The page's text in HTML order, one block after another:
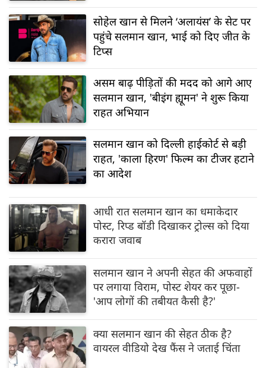
सोहेल खान से मिलने ‘अलायंस’ के सेट पर
पहुंचे सलमान खान, भाई को दिए जीत के
टिप्स
असम बाढ़ पीड़ितों की मदद को आगे आए
सलमान खान, 'बीइंग ह्यूमन' ने शुरू किया
राहत अभियान
सलमान खान को दिल्ली हाईकोर्ट से बड़ी
राहत, 'काला हिरण' फिल्म का टीजर हटाने
का आदेश
आधी रात सलमान खान का धमाकेदार
पोस्ट, रिप्ड बॉडी दिखाकर ट्रोल्स को दिया
करारा जवाब
सलमान खान ने अपनी सेहत की अफवाहों
पर लगाया विराम, पोस्ट शेयर कर पूछा-
'आप लोगों की तबीयत कैसी है?'
क्या सलमान खान की सेहत ठीक है?
वायरल वीडियो देख फैंस ने जताई चिंता